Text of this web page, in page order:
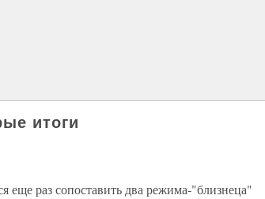
итоги
еще раз сопоставить два режима-"близнеца"